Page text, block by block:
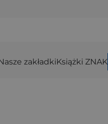
zakładkiKsiążki ZNAK